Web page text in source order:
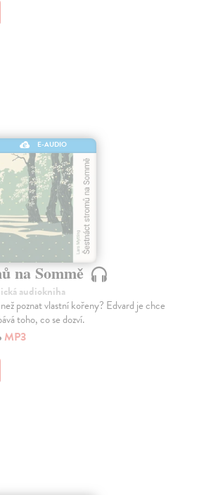
E-AUDIO
na Sommě
audiokniha
poznat vlastní kořeny? Edvard je chce
toho, co se dozví.
MP3